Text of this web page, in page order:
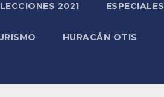
2021 ESPECIALES
HURACÁN OTIS